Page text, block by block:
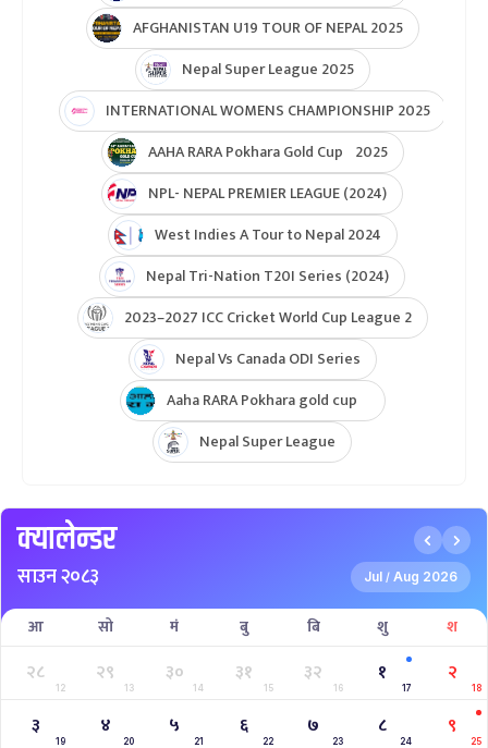
AFGHANISTAN U19 TOUR OF NEPAL 2025
Nepal Super League 2025
INTERNATIONAL WOMENS CHAMPIONSHIP 2025
AAHA RARA Pokhara Gold Cup 2025
NPL- NEPAL PREMIER LEAGUE (2024)
West Indies A Tour to Nepal 2024
Nepal Tri-Nation T20I Series (2024)
2023–2027 ICC Cricket World Cup League 2
Nepal Vs Canada ODI Series
Aaha RARA Pokhara gold cup
Nepal Super League
क्यालेन्डर
साउन २०८३ Jul / Aug 2026
आ सो मं बु बि शु श
२८
12
२९
13
३०
14
३१
15
३२
16
१
17
२
18
३
19
४
20
५
21
६
22
७
23
८
24
९
25